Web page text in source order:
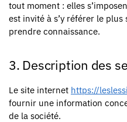
tout moment : elles
est invité à s’y référer le plus
prendre connaissance.
3. Description des
Le site internet https://
fournir une information
de la société.